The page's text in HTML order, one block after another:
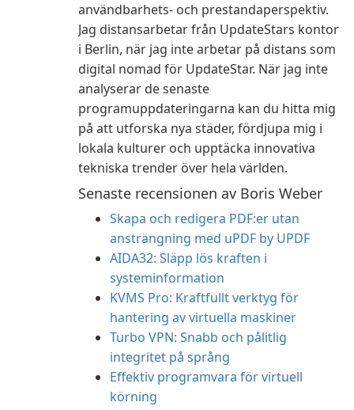
användbarhets- och prestandaperspektiv.
Jag distansarbetar från UpdateStars kontor
i Berlin, när jag inte arbetar på distans som
digital nomad för UpdateStar. När jag inte
analyserar de senaste
programuppdateringarna kan du hitta mig
på att utforska nya städer, fördjupa mig i
lokala kulturer och upptäcka innovativa
tekniska trender över hela världen.
Senaste recensionen av Boris Weber
Skapa och redigera PDF:er utan
ansträngning med uPDF by UPDF
AIDA32: Släpp lös kraften i
systeminformation
KVMS Pro: Kraftfullt verktyg för
hantering av virtuella maskiner
Turbo VPN: Snabb och pålitlig
integritet på språng
Effektiv programvara för virtuell
körning